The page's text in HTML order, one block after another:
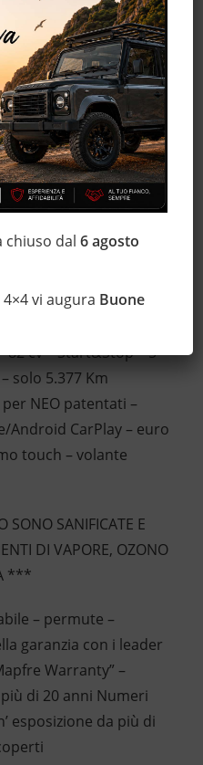
82 cv – Start&Stop – 5
solo 5.377 Km
NEO patentati –
Android CarPlay – euro
touch – volante
SONO SANIFICATE E
DI VAPORE, OZONO
***
– permute –
garanzia con i leader
Warranty” –
di 20 anni Numeri
esposizione da più di
chiuso dal6 agosto
vi augura Buone